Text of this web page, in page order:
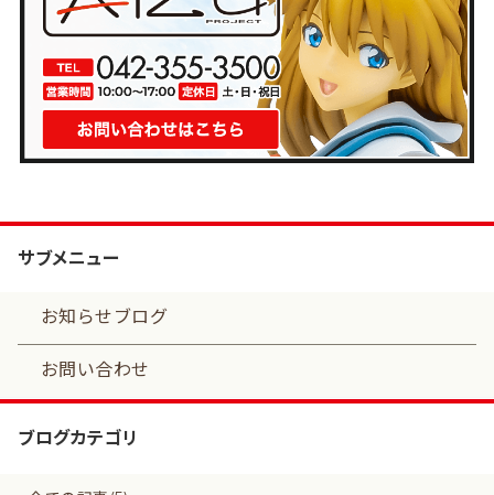
サブメニュー
お知らせブログ
お問い合わせ
ブログカテゴリ